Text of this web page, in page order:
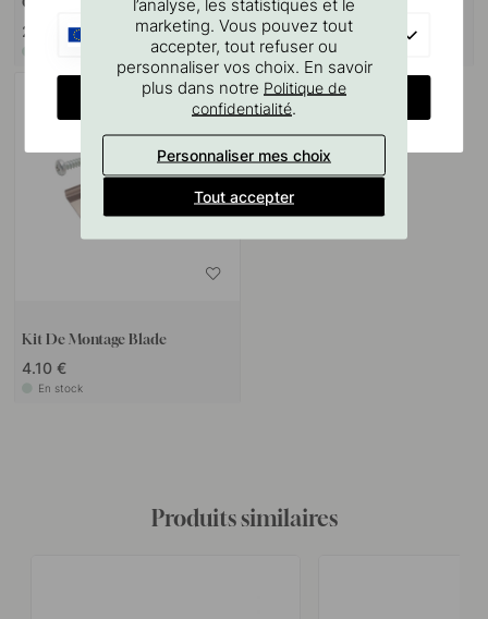
22.50 € 12.30 €
En stock
Kit De Montage Blade
4.10 €
En stock
Produits similaires
marketing. Vous pouvez tout
accepter, tout refuser ou
personnaliser vos choix. En savoir
plus dans notre Politique de
confidentialité.
Personnaliser mes choix
Tout accepter
CHANGE COUNTRY